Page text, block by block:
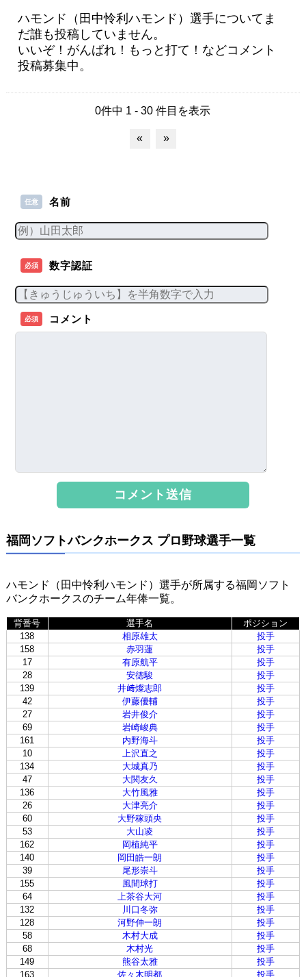
ハモンド（田中怜利ハモンド）選手についてま
だ誰も投稿していません。
いいぞ！がんばれ！もっと打て！などコメント
投稿募集中。
0件中 1 - 30 件目を表示
« »
任意 名前
必須 数字認証
必須 コメント
福岡ソフトバンクホークス プロ野球選手一覧
ハモンド（田中怜利ハモンド）選手が所属する福岡ソフト
バンクホークスのチーム年俸一覧。
背番号 選手名
ポジション
138
相原雄太
投手
158
赤羽蓮
投手
17
有原航平
投手
28
安德駿
投手
139
井﨑燦志郎
投手
42
伊藤優輔
投手
27
岩井俊介
投手
69
岩崎峻典
投手
161
内野海斗
投手
10
上沢直之
投手
134
大城真乃
投手
47
大関友久
投手
136
大竹風雅
投手
26
大津亮介
投手
60
大野稼頭央
投手
53
大山凌
投手
162
岡植純平
投手
140
岡田皓一朗
投手
39
尾形崇斗
投手
155
風間球打
投手
64
上茶谷大河
投手
132
川口冬弥
投手
128
河野伸一朗
投手
58
木村大成
投手
68
木村光
投手
149
熊谷太雅
投手
163
佐々木明都 投手